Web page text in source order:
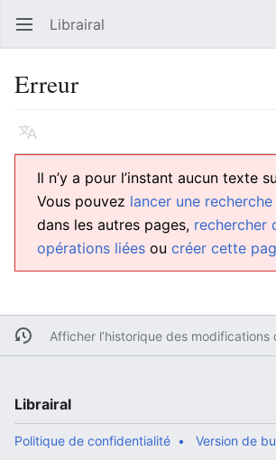
Ouvrir le menu principal Librairal
Erreur
Langue
Il n’y a pour l’instant aucun texte
Vous pouvez lancer une
dans les autres pages, rechercher
opérations liées ou créer cette
Afficher l’historique des
Librairal
Politique de confidentialité Version de